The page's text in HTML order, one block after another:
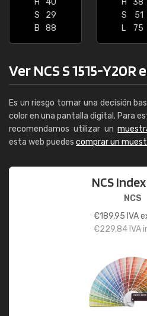
H
40
S
29
B
88
H
38
S
51
L
75
Ver NCS S 1515-Y20R
Es un riesgo tomar una decisión
color en una pantalla digital. Para
recomendamos utilizar un
esta web puedes comprar un
NCS
NCS
€189,95 IVA
€229,84 IVA